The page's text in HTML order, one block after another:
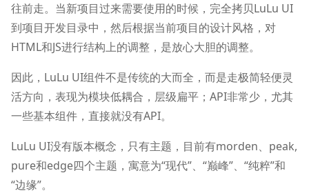
往前走。当新项目过来需要使用的时候，完全拷贝LuLu UI
到项目开发目录中，然后根据当前项目的设计风格，对
HTML和JS进行结构上的调整，是放心大胆的调整。
因此，LuLu UI组件不是传统的大而全，而是走极简轻便灵
活方向，表现为模块低耦合，层级扁平；API非常少，尤其
一些基本组件，直接就没有API。
LuLu UI没有版本概念，只有主题，目前有morden、peak,
pure和edge四个主题，寓意为“现代”、“巅峰”、“纯粹”和
“边缘”。